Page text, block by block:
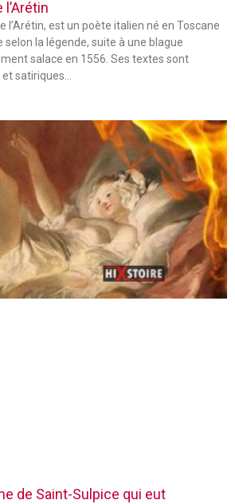
l’Arétin, est un poète italien né en Toscane
la légende, suite à une blague
salace en 1556. Ses textes sont
satiriques…
de Saint-Sulpice qui eut